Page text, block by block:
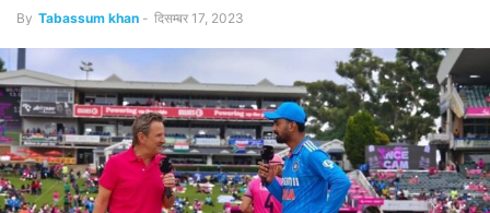
By Tabassum khan - दिसम्बर 17, 2023